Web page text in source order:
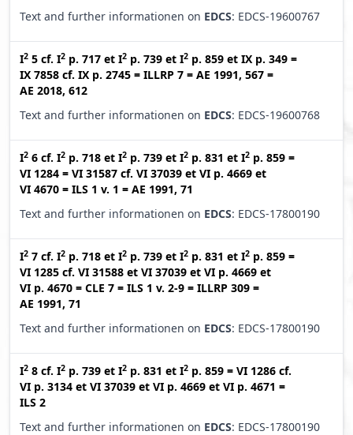
Text and further informationen on EDCS: EDCS-19600767
I2 5 cf. I2 p. 717 et I2 p. 739 et I2 p. 859 et IX p. 349 =
IX 7858 cf. IX p. 2745 = ILLRP 7 = AE 1991, 567 =
AE 2018, 612
Text and further informationen on EDCS: EDCS-19600768
I2 6 cf. I2 p. 718 et I2 p. 739 et I2 p. 831 et I2 p. 859 =
VI 1284 = VI 31587 cf. VI 37039 et VI p. 4669 et
VI 4670 = ILS 1 v. 1 = AE 1991, 71
Text and further informationen on EDCS: EDCS-17800190
I2 7 cf. I2 p. 718 et I2 p. 739 et I2 p. 831 et I2 p. 859 =
VI 1285 cf. VI 31588 et VI 37039 et VI p. 4669 et
VI p. 4670 = CLE 7 = ILS 1 v. 2-9 = ILLRP 309 =
AE 1991, 71
Text and further informationen on EDCS: EDCS-17800190
I2 8 cf. I2 p. 739 et I2 p. 831 et I2 p. 859 = VI 1286 cf.
VI p. 3134 et VI 37039 et VI p. 4669 et VI p. 4671 =
ILS 2
Text and further informationen on EDCS: EDCS-17800190